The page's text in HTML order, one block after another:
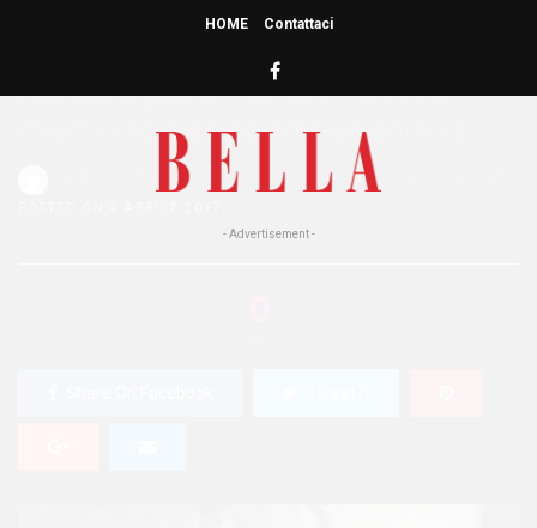
HOME Contattaci
- Advertisement -
Dormire poco mette a rischio
memoria e capacità cognitive
1